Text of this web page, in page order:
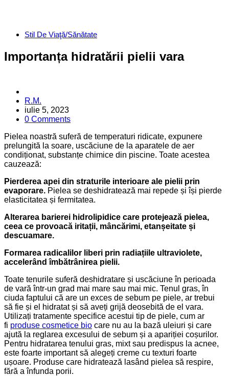
CategoriesStil De Viaţă/Sănătate
Importanța hidratării pielii vara
Posted
by
R.M.
iulie 5, 2023
0 Comments
Pielea noastră suferă de temperaturi ridicate, expunere
prelungită la soare, uscăciune de la aparatele de aer
condiționat, substanțe chimice din piscine. Toate acestea
cauzează:
Pierderea apei din straturile interioare ale pielii prin
evaporare. Pielea se deshidratează mai repede și își pierde
elasticitatea și fermitatea.
Alterarea barierei hidrolipidice care protejează pielea,
ceea ce provoacă iritații, mâncărimi, etanșeitate și
descuamare.
Formarea radicalilor liberi prin radiațiile ultraviolete,
accelerând îmbătrânirea pielii.
Toate tenurile suferă deshidratare și uscăciune în perioada
de vară într-un grad mai mare sau mai mic. Tenul gras, în
ciuda faptului că are un exces de sebum pe piele, ar trebui
să fie și el hidratat și să aveți grijă deosebită de el vara.
Utilizați tratamente specifice acestui tip de piele, cum ar
fi produse cosmetice bio care nu au la bază uleiuri și care
ajută la reglarea excesului de sebum și a apariției coșurilor.
Pentru hidratarea tenului gras, mixt sau predispus la acnee,
este foarte important să alegeți creme cu texturi foarte
ușoare. Produse care hidratează lasând pielea să respire,
fără a înfunda porii.